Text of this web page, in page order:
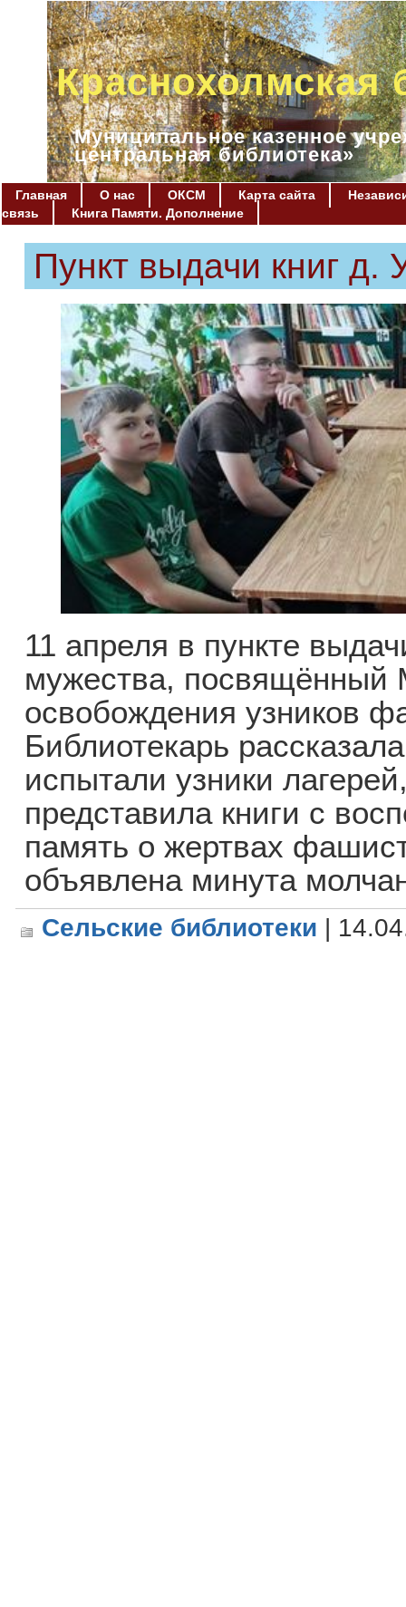
Краснохолмская
Муниципальное казенное
центральная библиотека»
Главная О нас ОКСМ Карта сайта
связь
Книга Памяти. Дополнение
Пункт выдачи книг д.
11 апреля в пункте
мужества,
освобождения узников
Библиотекарь
испытали узники
представила книги с
память о жертвах
объявлена минута
Сельские библиотеки |